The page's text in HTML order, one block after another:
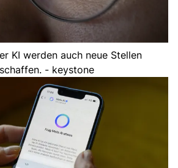
KI werden auch neue Stellen
- keystone